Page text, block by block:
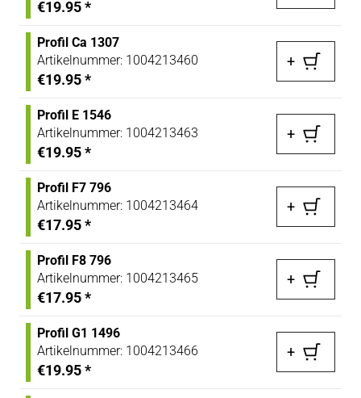
€19.95*
Profil Ca 1307
Artikelnummer: 1004213460
€19.95*
+
Profil E 1546
Artikelnummer: 1004213463
€19.95*
+
Profil F7 796
Artikelnummer: 1004213464
€17.95*
+
Profil F8 796
Artikelnummer: 1004213465
€17.95*
+
Profil G1 1496
Artikelnummer: 1004213466
€19.95*
+